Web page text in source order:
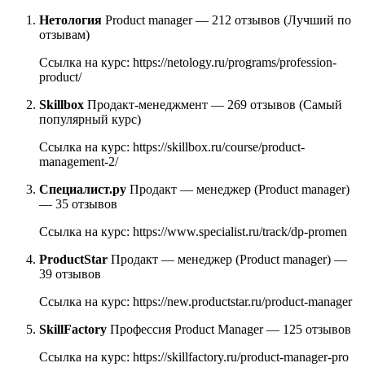
Нетология Product manager — 212 отзывов (Лучший по
отзывам)
Ссылка на курс: https://netology.ru/programs/profession-
product/
Skillbox Продакт-менеджмент — 269 отзывов (Самый
популярный курс)
Ссылка на курс: https://skillbox.ru/course/product-
management-2/
Специалист.ру Продакт — менеджер (Product manager)
— 35 отзывов
Ссылка на курс: https://www.specialist.ru/track/dp-promen
ProductStar Продакт — менеджер (Product manager) —
39 отзывов
Ссылка на курс: https://new.productstar.ru/product-manager
SkillFactory Профессия Product Manager — 125 отзывов
Ссылка на курс: https://skillfactory.ru/product-manager-pro